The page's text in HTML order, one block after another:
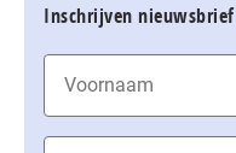
Inschrijven